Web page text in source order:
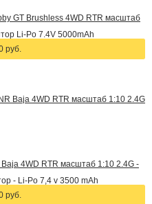
GT Brushless 4WD RTR масштаб
Li-Po 7.4V 5000mAh
руб.
4WD RTR масштаб 1:10 2.4G -
- Li-Po 7,4 v 3500 mAh
руб.